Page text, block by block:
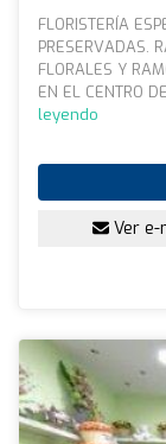
FLORISTERÍA
PRESERVADAS.
FLORALES Y
EN EL CENTRO
leyendo
Ver e-